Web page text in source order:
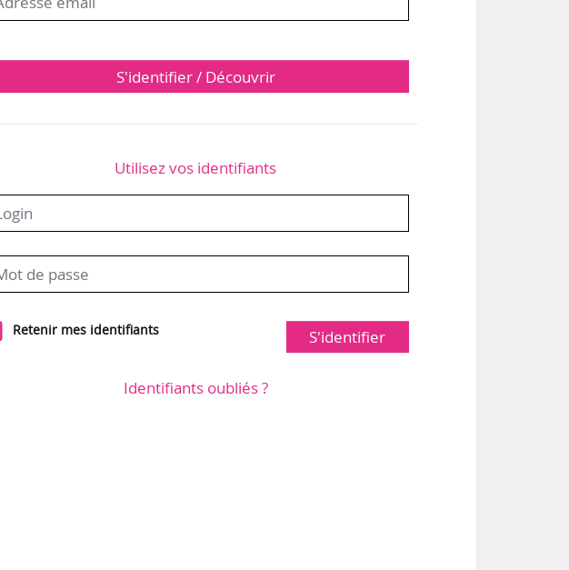
S'identifier / Découvrir
Utilisez vos identifiants
Retenir mes identifiants S'identifier
Identifiants oubliés ?